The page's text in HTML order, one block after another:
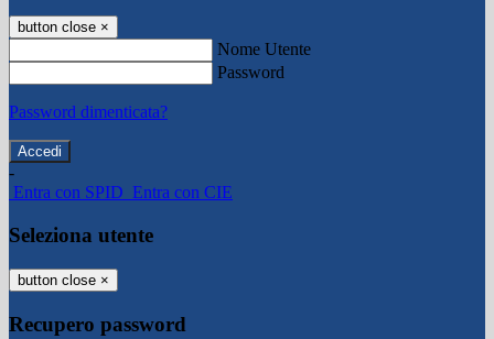
button close ×
Nome Utente
Password
Password dimenticata?
-
Entra con SPID Entra con CIE
Seleziona utente
button close ×
Recupero password